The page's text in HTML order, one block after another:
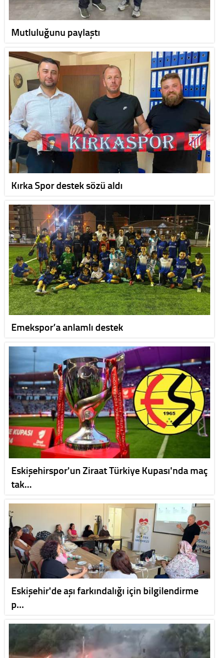
Mutluluğunu paylaştı
Kırka Spor destek sözü aldı
Emekspor’a anlamlı destek
Eskişehirspor'un Ziraat Türkiye Kupası'nda maç
tak…
Eskişehir'de aşı farkındalığı için bilgilendirme
p…